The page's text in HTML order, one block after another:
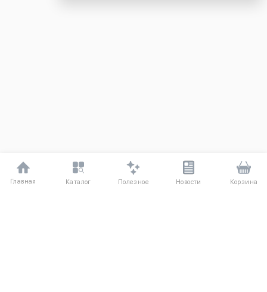
Главная Каталог Полезное Новости Корзина